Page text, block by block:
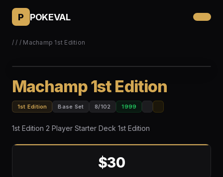
P POKEVAL
// / Machamp 1st Edition
Machamp 1st Edition
1st Edition Base Set 8/102 1999
1st Edition 2 Player Starter Deck 1st Edition
$30